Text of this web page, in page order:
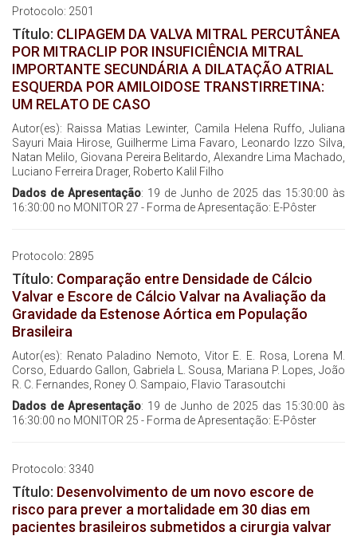
Protocolo: 2501
Título: CLIPAGEM DA VALVA MITRAL PERCUTÂNEA
POR MITRACLIP POR INSUFICIÊNCIA MITRAL
IMPORTANTE SECUNDÁRIA A DILATAÇÃO ATRIAL
ESQUERDA POR AMILOIDOSE TRANSTIRRETINA:
UM RELATO DE CASO
Autor(es): Raissa Matias Lewinter, Camila Helena Ruffo, Juliana
Sayuri Maia Hirose, Guilherme Lima Favaro, Leonardo Izzo Silva,
Natan Melilo, Giovana Pereira Belitardo, Alexandre Lima Machado,
Luciano Ferreira Drager, Roberto Kalil Filho
Dados de Apresentação: 19 de Junho de 2025 das 15:30:00 às
16:30:00 no MONITOR 27 - Forma de Apresentação: E-Pôster
Protocolo: 2895
Título: Comparação entre Densidade de Cálcio
Valvar e Escore de Cálcio Valvar na Avaliação da
Gravidade da Estenose Aórtica em População
Brasileira
Autor(es): Renato Paladino Nemoto, Vitor E. E. Rosa, Lorena M.
Corso, Eduardo Gallon, Gabriela L. Sousa, Mariana P. Lopes, João
R. C. Fernandes, Roney O. Sampaio, Flavio Tarasoutchi
Dados de Apresentação: 19 de Junho de 2025 das 15:30:00 às
16:30:00 no MONITOR 25 - Forma de Apresentação: E-Pôster
Protocolo: 3340
Título: Desenvolvimento de um novo escore de
risco para prever a mortalidade em 30 dias em
pacientes brasileiros submetidos a cirurgia valvar